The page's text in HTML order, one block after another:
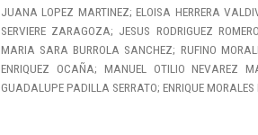
JUANA LOPEZ MARTINEZ; ELOISA HERRERA
SERVIERE ZARAGOZA; JESUS RODRIGUEZ
MARIA SARA BURROLA SANCHEZ; RUFINO
ENRIQUEZ OCAÑA; MANUEL OTILIO NEVAREZ
GUADALUPE PADILLA SERRATO; ENRIQUE MORALES